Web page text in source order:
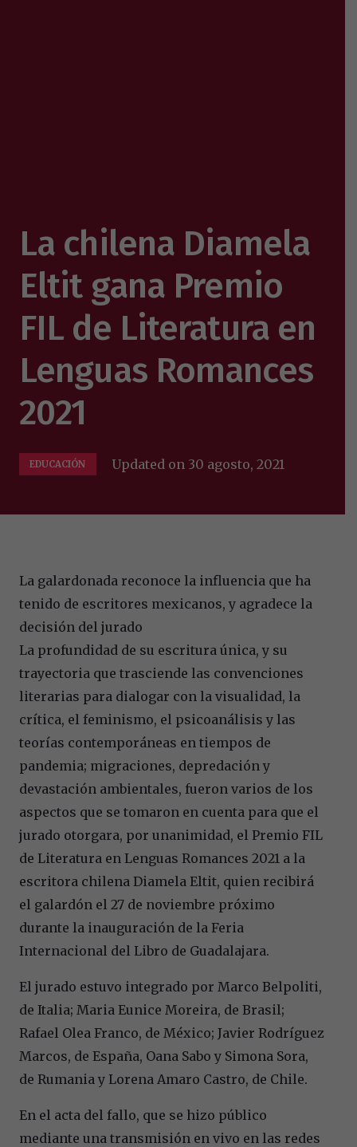
La chilena Diamela
Eltit gana Premio
FIL de Literatura en
Lenguas Romances
2021
EDUCACIÓN Updated on 30 agosto, 2021
La galardonada reconoce la influencia que ha
tenido de escritores mexicanos, y agradece la
decisión del jurado
La profundidad de su escritura única, y su
trayectoria que trasciende las convenciones
literarias para dialogar con la visualidad, la
crítica, el feminismo, el psicoanálisis y las
teorías contemporáneas en tiempos de
pandemia; migraciones, depredación y
devastación ambientales, fueron varios de los
aspectos que se tomaron en cuenta para que el
jurado otorgara, por unanimidad, el Premio FIL
de Literatura en Lenguas Romances 2021 a la
escritora chilena Diamela Eltit, quien recibirá
el galardón el 27 de noviembre próximo
durante la inauguración de la Feria
Internacional del Libro de Guadalajara.
El jurado estuvo integrado por Marco Belpoliti,
de Italia; Maria Eunice Moreira, de Brasil;
Rafael Olea Franco, de México; Javier Rodríguez
Marcos, de España, Oana Sabo y Simona Sora,
de Rumania y Lorena Amaro Castro, de Chile.
En el acta del fallo, que se hizo público
mediante una transmisión en vivo en las redes